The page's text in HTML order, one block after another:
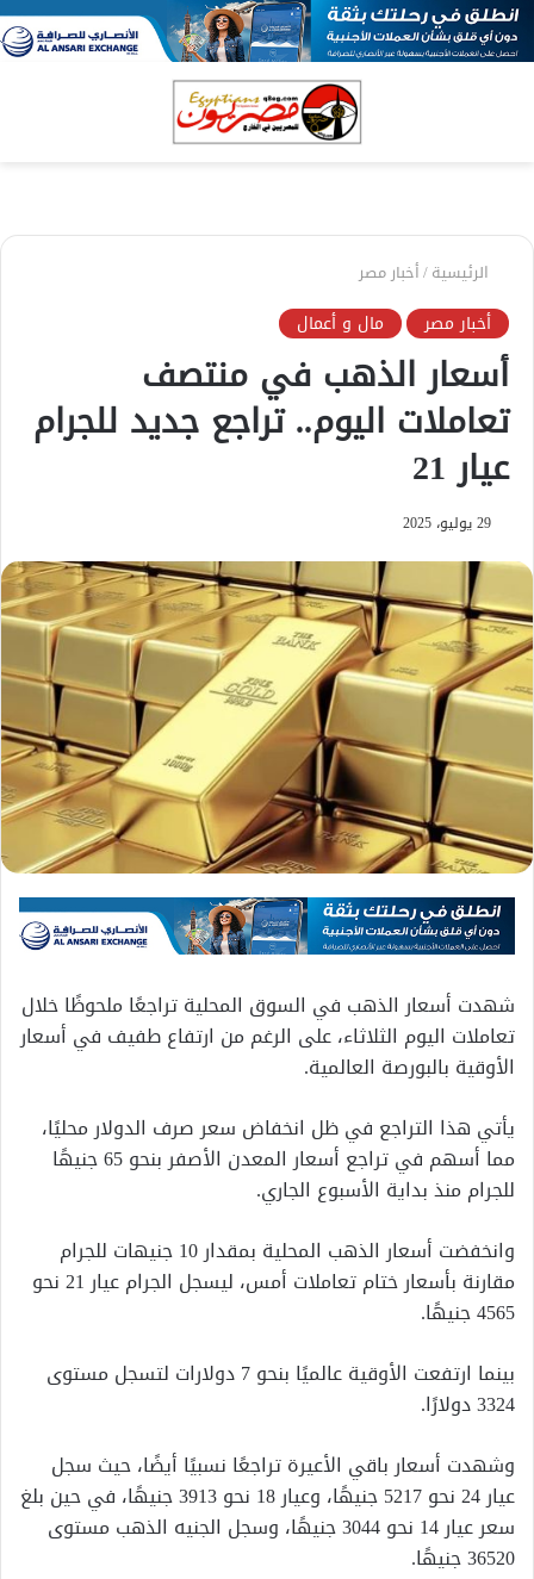
الرئيسية/أخبار مصر
أخبار مصر مال و أعمال
أسعار الذهب في منتصف
تعاملات اليوم.. تراجع جديد للجرام
عيار 21
29 يوليو، 2025
شهدت أسعار الذهب في السوق المحلية تراجعًا ملحوظًا خلال
تعاملات اليوم الثلاثاء، على الرغم من ارتفاع طفيف في أسعار
الأوقية بالبورصة العالمية.
يأتي هذا التراجع في ظل انخفاض سعر صرف الدولار محليًا،
مما أسهم في تراجع أسعار المعدن الأصفر بنحو 65 جنيهًا
للجرام منذ بداية الأسبوع الجاري.
وانخفضت أسعار الذهب المحلية بمقدار 10 جنيهات للجرام
مقارنة بأسعار ختام تعاملات أمس، ليسجل الجرام عيار 21 نحو
4565 جنيهًا.
بينما ارتفعت الأوقية عالميًا بنحو 7 دولارات لتسجل مستوى
3324 دولارًا.
وشهدت أسعار باقي الأعيرة تراجعًا نسبيًا أيضًا، حيث سجل
عيار 24 نحو 5217 جنيهًا، وعيار 18 نحو 3913 جنيهًا، في حين بلغ
سعر عيار 14 نحو 3044 جنيهًا، وسجل الجنيه الذهب مستوى
36520 جنيهًا.